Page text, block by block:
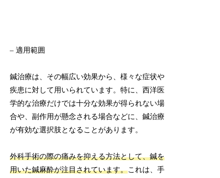
– 適用範囲
鍼治療は、その幅広い効果から、様々な症状や
疾患に対して用いられています。特に、西洋医
学的な治療だけでは十分な効果が得られない場
合や、副作用が懸念される場合などに、鍼治療
が有効な選択肢となることがあります。
外科手術の際の痛みを抑える方法として、鍼を
用いた鍼麻酔が注目されています。これは、手